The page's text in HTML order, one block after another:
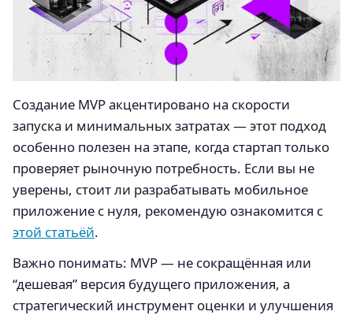
Создание MVP акцентировано на скорости
запуска и минимальных затратах — этот подход
особенно полезен на этапе, когда стартап только
проверяет рыночную потребность. Если вы не
уверены, стоит ли разрабатывать мобильное
приложение с нуля, рекомендую ознакомится с
этой статьёй.
Важно понимать: MVP — не сокращённая или
“дешевая” версия будущего приложения, а
стратегический инструмент оценки и улучшения